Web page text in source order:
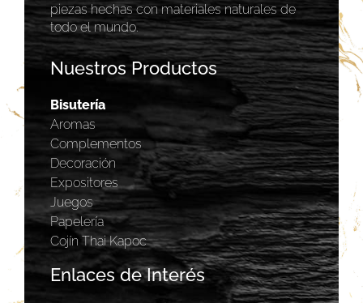
piezas hechas con materiales naturales de
todo el mundo.
Nuestros Productos
Bisutería
Aromas
Complementos
Decoración
Expositores
Juegos
Papelería
Cojín Thai Kapoc
Enlaces de Interés